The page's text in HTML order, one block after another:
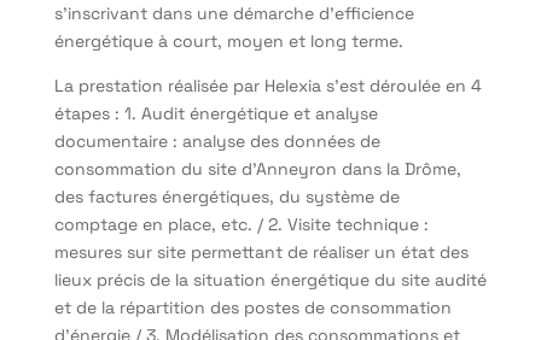
s’inscrivant dans une démarche d’efficience
énergétique à court, moyen et long terme.
La prestation réalisée par Helexia s’est déroulée en 4
étapes : 1. Audit énergétique et analyse
documentaire : analyse des données de
consommation du site d’Anneyron dans la Drôme,
des factures énergétiques, du système de
comptage en place, etc. / 2. Visite technique :
mesures sur site permettant de réaliser un état des
lieux précis de la situation énergétique du site audité
et de la répartition des postes de consommation
d’énergie / 3. Modélisation des consommations et